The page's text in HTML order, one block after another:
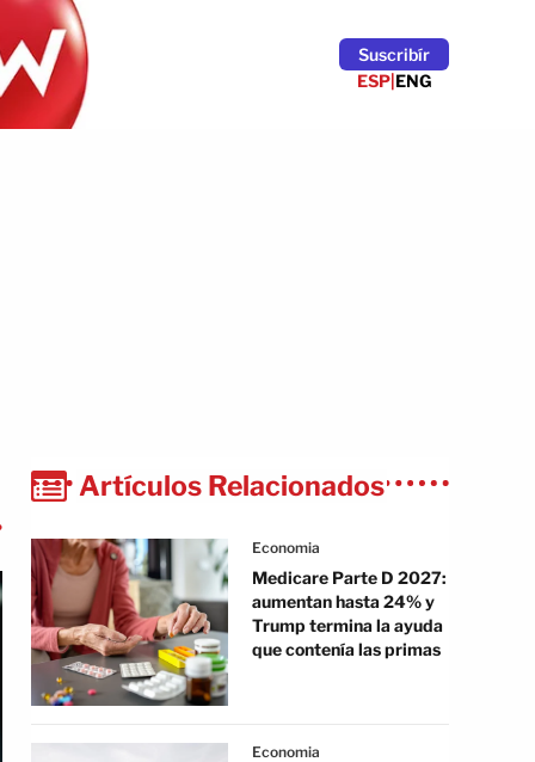
Suscribír
ESP|ENG
Artículos Relacionados
Economia
Medicare Parte D 2027:
aumentan hasta 24% y
Trump termina la ayuda
que contenía las primas
Economia